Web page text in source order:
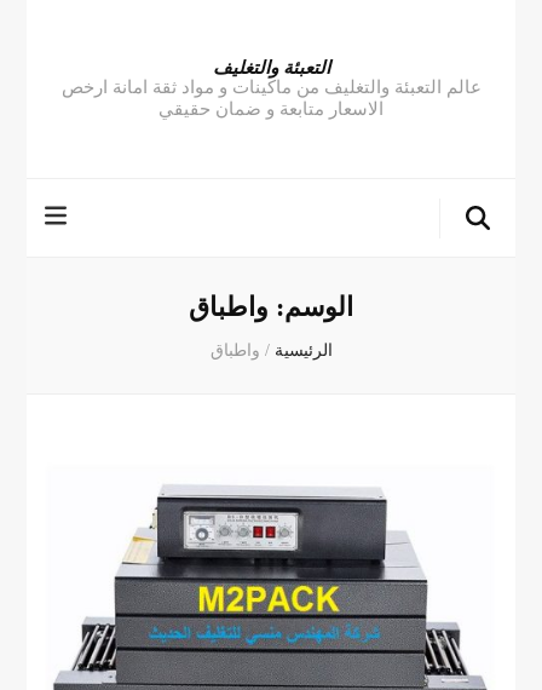
التعبئة والتغليف
عالم التعبئة والتغليف من ماكينات و مواد ثقة امانة ارخص
الاسعار متابعة و ضمان حقيقي
الوسم: واطباق
الرئيسية / واطباق